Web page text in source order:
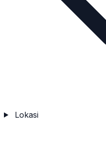
Lokasi